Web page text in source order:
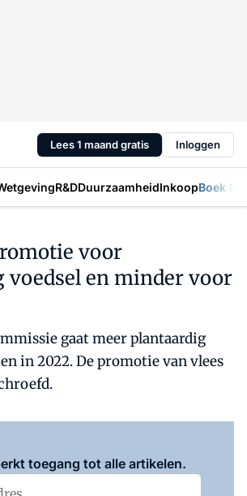
Lees 1 maand gratis Inloggen
R&DDuurzaamheidInkoopBoek
voor
voedsel en minder voor
gaat meer plantaardig
in 2022. De promotie van vlees
toegang tot alle artikelen.